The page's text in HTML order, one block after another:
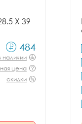
X 39
484
наличии
цена
скидки